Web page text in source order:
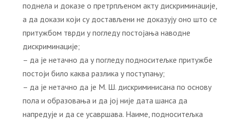
поднела и доказе о претрпљеном акту дискриминације,
а да докази који су достављени не доказују оно што се
притужбом тврди у погледу постојања наводне
дискриминације;
– да је нетачно да у погледу подноситељке притужбе
постоји било каква разлика у поступању;
– да је нетачно да је М. Ш. дискриминисана по основу
пола и образовања и да јој није дата шанса да
напредује и да се усавршава. Наиме, подноситељка